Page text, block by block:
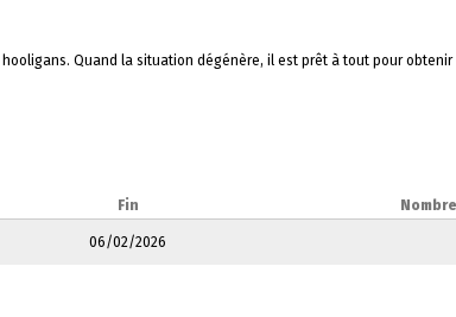
Quand la situation dégénère, il est prêt à tout pour obtenir
Fin
06/02/2026